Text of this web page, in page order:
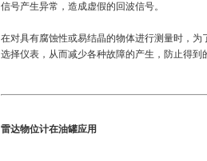
信号产生异常，造成虚假的回波信号。
在对具有腐蚀性或易结晶的物体进行测量时，
选择仪表，从而减少各种故障的产生，防止得到
雷达物位计在油罐应用